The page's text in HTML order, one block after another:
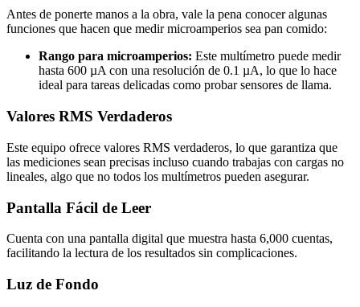
Antes de ponerte manos a la obra, vale la pena conocer algunas
funciones que hacen que medir microamperios sea pan comido:
Rango para microamperios: Este multímetro puede medir
hasta 600 µA con una resolución de 0.1 µA, lo que lo hace
ideal para tareas delicadas como probar sensores de llama.
Valores RMS Verdaderos
Este equipo ofrece valores RMS verdaderos, lo que garantiza que
las mediciones sean precisas incluso cuando trabajas con cargas no
lineales, algo que no todos los multímetros pueden asegurar.
Pantalla Fácil de Leer
Cuenta con una pantalla digital que muestra hasta 6,000 cuentas,
facilitando la lectura de los resultados sin complicaciones.
Luz de Fondo